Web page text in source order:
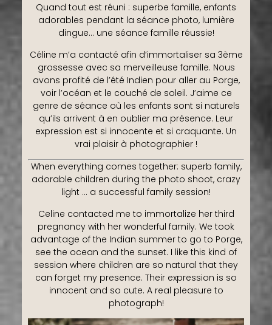
Quand tout est réuni : superbe famille, enfants
adorables pendant la séance photo, lumière
dingue… une séance famille réussie!
Céline m’a contacté afin d’immortaliser sa 3ème
grossesse avec sa merveilleuse famille. Nous
avons profité de l’été Indien pour aller au Porge,
voir l’océan et le couché de soleil. J’aime ce
genre de séance où les enfants sont si naturels
qu’ils arrivent à en oublier ma présence. Leur
expression est si innocente et si craquante. Un
vrai plaisir à photographier !
When everything comes together: superb family,
adorable children during the photo shoot, crazy
light … a successful family session!
Celine contacted me to immortalize her third
pregnancy with her wonderful family. We took
advantage of the Indian summer to go to Porge,
see the ocean and the sunset. I like this kind of
session where children are so natural that they
can forget my presence. Their expression is so
innocent and so cute. A real pleasure to
photograph!